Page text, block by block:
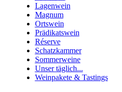
Lagenwein
Magnum
Ortswein
Prädikatswein
Réserve
Schatzkammer
Sommerweine
Unser täglich...
Weinpakete & Tastings